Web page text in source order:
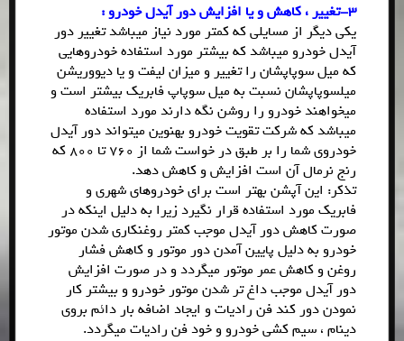
3-تغییر ، کاهش و یا افزایش دور آیدل خودرو :
یکی دیگر از مسایلی که کمتر مورد نیاز میباشد تغییر دور
آیدل خودرو میباشد که بیشتر مورد استفاده خودروهایی
که میل سوپاپشان را تغییر و میزان لیفت و یا دیووریشن
میلسوپاپشان نسبت به میل سوپاپ فابریک بیشتر است و
میخواهند خودرو را روشن نگه دارند مورد استفاده
میباشد که شرکت تقویت خودرو بهنوین میتواند دور آیدل
خودروی شما را بر طبق در خواست شما از 760 تا 800 که
رنج نرمال آن است افزایش و کاهش دهد.
تذکر: این آپشن بهتر است برای خودروهای شهری و
فابریک مورد استفاده قرار نگیرد زیرا به دلیل اینکه در
صورت کاهش دور آیدل موجب کمتر روغنکاری شدن موتور
خودرو به دلیل پایین آمدن دور موتور و کاهش فشار
روغن و کاهش عمر موتور میگردد و در صورت افزایش
دور آیدل موجب داغ تر شدن موتور خودرو و بیشتر کار
نمودن دور کند فن رادیات و ایجاد اضافه بار دائم بروی
دینام ، سیم کشی خودرو و خود فن رادیات میگردد.